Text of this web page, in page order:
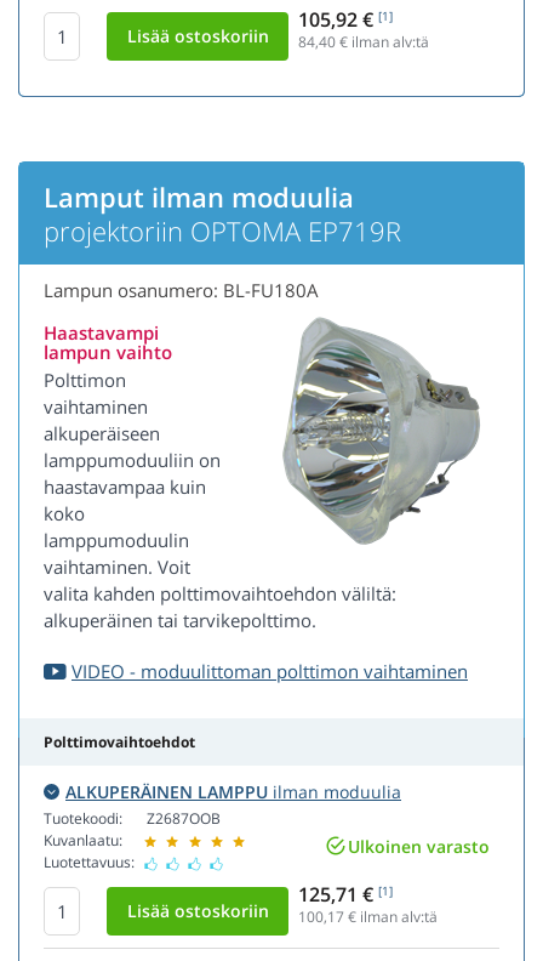
105,92 € [1]
84,40€ ilman alv:tä
Lamput ilman moduulia
projektoriin OPTOMA EP719R
Lampun osanumero: BL-FU180A
Haastavampi
lampun vaihto
Polttimon
vaihtaminen
alkuperäiseen
lamppumoduuliin on
haastavampaa kuin
koko
lamppumoduulin
vaihtaminen. Voit
valita kahden polttimovaihtoehdon väliltä:
alkuperäinen tai tarvikepolttimo.
VIDEO - moduulittoman polttimon vaihtaminen
Polttimovaihtoehdot
ALKUPERÄINEN LAMPPU ilman moduulia
Tuotekoodi:
Kuvanlaatu:
Luotettavuus:
Z2687OOB
Ulkoinen varasto
125,71 € [1]
100,17 € ilman alv:tä